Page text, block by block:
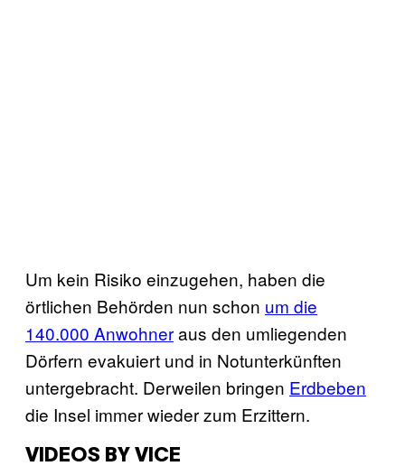
Um kein Risiko einzugehen, haben die
örtlichen Behörden nun schon um die
140.000 Anwohneraus den umliegenden
Dörfern evakuiert und in Notunterkünften
untergebracht. Derweilen bringen Erdbeben
die Insel immer wieder zum Erzittern.
VIDEOS BY VICE